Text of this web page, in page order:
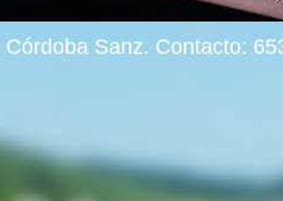
Sanz. Contacto: